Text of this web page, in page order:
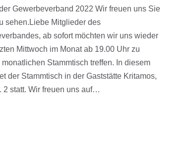
Gewerbeverband 2022 Wir freuen uns Sie
sehen.Liebe Mitglieder des
ab sofort möchten wir uns wieder
Mittwoch im Monat ab 19.00 Uhr zu
monatlichen Stammtisch treffen. In diesem
der Stammtisch in der Gaststätte Kritamos,
2 statt. Wir freuen uns auf…